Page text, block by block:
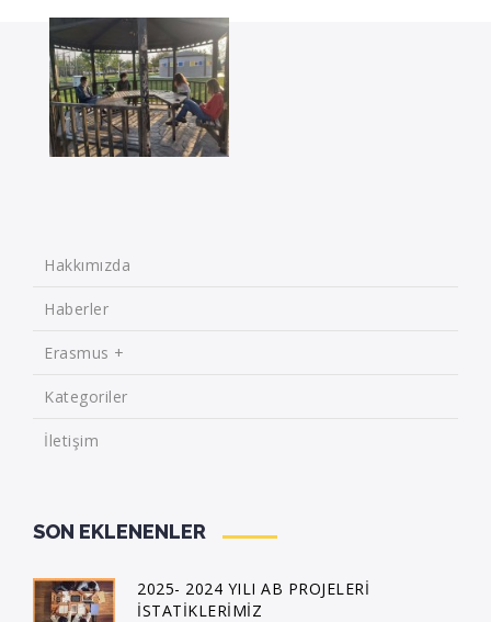
Hakkımızda
Haberler
Erasmus +
Kategoriler
İletişim
SON EKLENENLER
2025- 2024 YILI AB PROJELERİ
İSTATİKLERİMİZ